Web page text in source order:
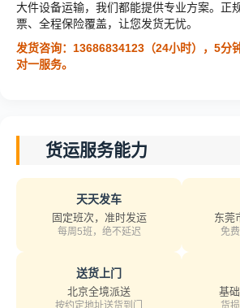
大件设备运输，我们都能提供专业方案。正
票、全程保险覆盖，让您发货无忧。
发货咨询：13686834123（24小时），5分
对一服务。
货运服务能力
天天发车
固定班次，准时发运
每周5班，绝不延迟
东莞
免
送货上门
北京全境派送
按约定地址送货到门
基
货